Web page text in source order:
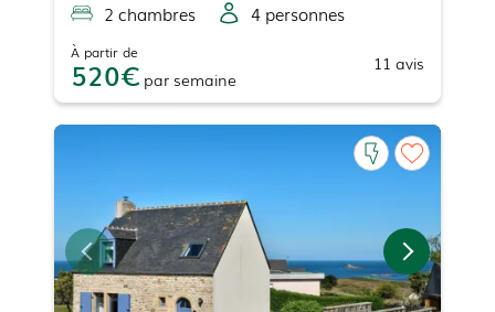
2 chambres 4 personnes
À partir de
520 par semaine
11 avis